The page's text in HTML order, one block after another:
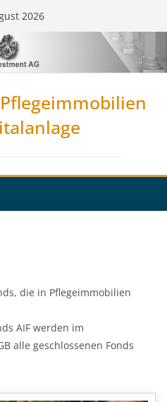
2026
die in Pflegeimmobilien
AIF werden im
alle geschlossenen Fonds